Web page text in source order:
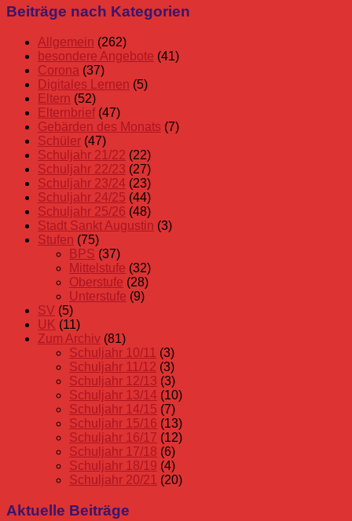
Allgemein
besondere
Angebote
Schuljahr
FotosProjektwocheZappzarapZirkus
Beiträge nach Kategorien
Allgemein (262)
besondere Angebote (41)
Corona (37)
Digitales Lernen (5)
Eltern (52)
Elternbrief(47)
Gebärden des Monats (7)
Schüler (47)
Schuljahr 21/22 (22)
Schuljahr 22/23 (27)
Schuljahr 23/24 (23)
Schuljahr 24/25 (44)
Schuljahr 25/26 (48)
Stadt Sankt Augustin (3)
Stufen (75)
BPS (37)
Mittelstufe (32)
Oberstufe (28)
Unterstufe (9)
SV (5)
UK (11)
Zum Archiv (81)
Schuljahr 10/11 (3)
Schuljahr 11/12 (3)
Schuljahr 12/13 (3)
Schuljahr 13/14 (10)
Schuljahr 14/15 (7)
Schuljahr 15/16 (13)
Schuljahr 16/17 (12)
Schuljahr 17/18 (6)
Schuljahr 18/19 (4)
Schuljahr 20/21 (20)
Aktuelle Beiträge